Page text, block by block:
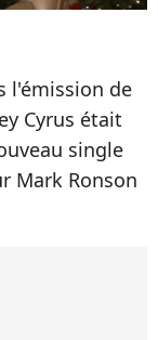
l'émission de
Cyrus était
single
Mark Ronson